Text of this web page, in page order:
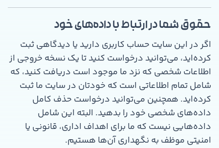
حقوق شما در ارتباط با داده‌های خود
اگر در این سایت حساب کاربری دارید یا دیدگاهی ثبت
کرده‌اید، می‌توانید درخواست کنید تا یک نسخه خروجی از
اطلاعات شخصی که نزد ما موجود است دریافت کنید، که
شامل تمام اطلاعاتی است که خودتان در سایت ما ثبت
کرده‌اید. همچنین می‌توانید درخواست حذف کامل
داده‌های شخصی خود را بدهید. البته این شامل
داده‌هایی نیست که ما برای اهداف اداری، قانونی یا
امنیتی موظف به نگهداری آن‌ها هستیم.